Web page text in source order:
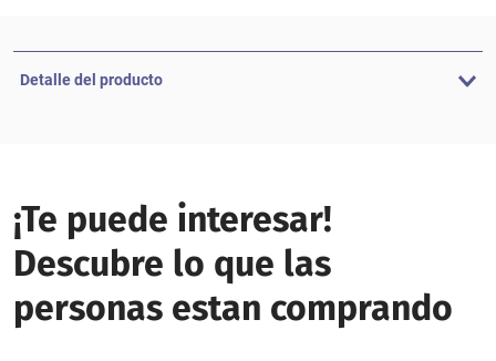
Detalle del producto
¡Te puede interesar!
Descubre lo que las
personas estan comprando